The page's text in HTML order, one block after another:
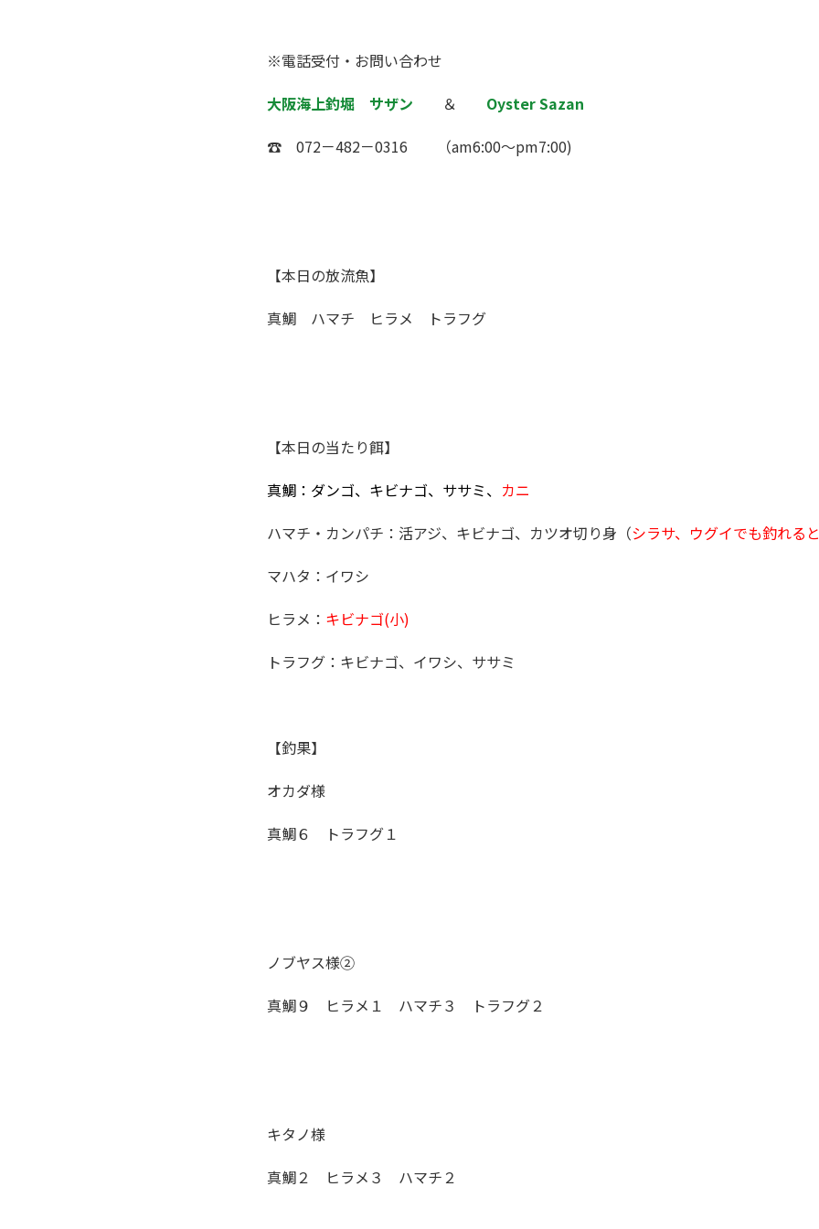
※電話受付・お問い合わせ
大阪海上釣堀 サザン ＆ Oyster Sazan
☎ 072－482－0316 （am6:00～pm7:00)
【本日の放流魚】
真鯛 ハマチ ヒラメ トラフグ
【本日の当たり餌】
真鯛：ダンゴ、キビナゴ、ササミ、 カニ
ハマチ・カンパチ：活アジ、キビナゴ、カツオ切り身（シラサ、ウグイでも釣れる
マハタ：イワシ
ヒラメ： キビナゴ(小)
トラフグ：キビナゴ、イワシ、ササミ
【釣果】
オカダ様
真鯛６ トラフグ１
ノブヤス様②
真鯛９ ヒラメ１ ハマチ３ トラフグ２
キタノ様
真鯛２ ヒラメ３ ハマチ２